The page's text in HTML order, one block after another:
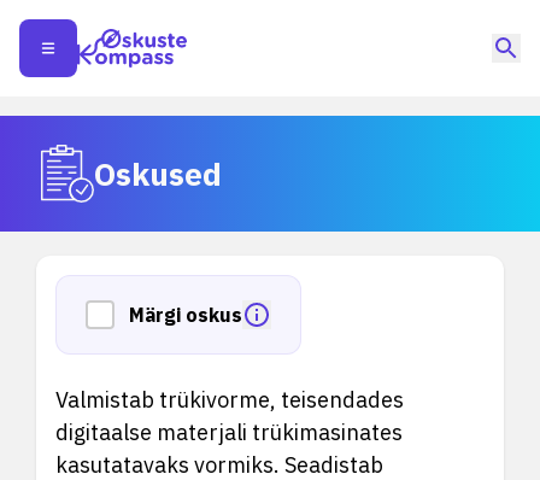
Oskused
Märgi oskus
Valmistab trükivorme, teisendades
digitaalse materjali trükimasinates
kasutatavaks vormiks. Seadistab